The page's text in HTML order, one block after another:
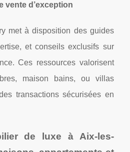
vente d’exception
met à disposition des guides
et conseils exclusifs sur
Ces ressources valorisent
maison bains, ou villas
transactions sécurisées en
de luxe à Aix-les-